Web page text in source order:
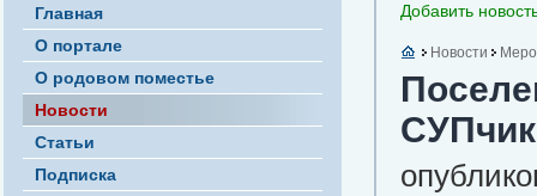
Главная
О портале
О родовом поместье
Новости
Статьи
Подписка
Добавить
Новости
СУПчик